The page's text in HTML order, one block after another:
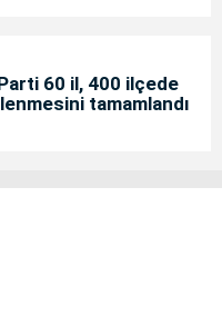
60 il, 400 ilçede
tamamlandı